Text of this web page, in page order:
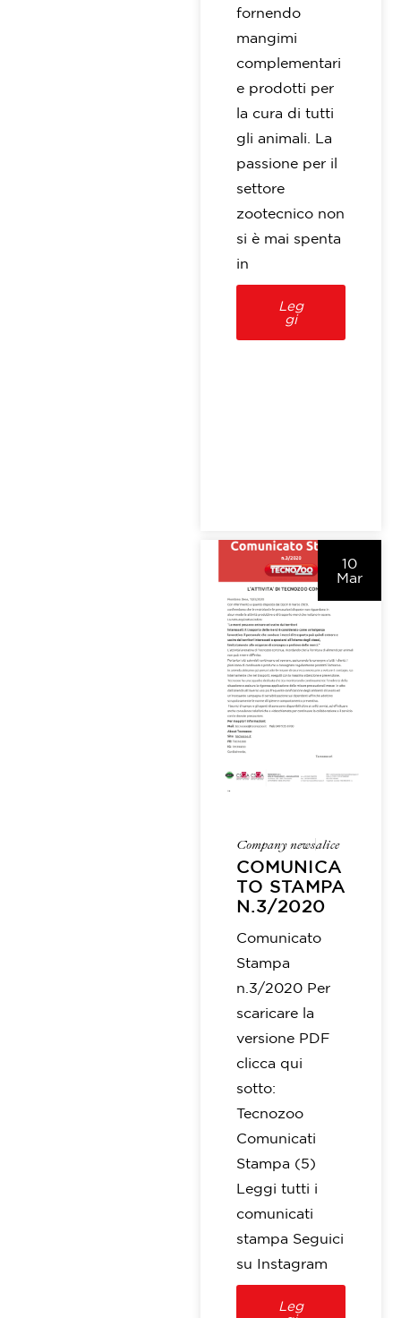
fornendo
mangimi
complementari
e prodotti per
la cura di tutti
gli animali. La
passione per il
settore
zootecnico non
si è mai spenta
in
Leg
gi
Company newsalice
COMUNICA
TO STAMPA
N.3/2020
Comunicato
Stampa
n.3/2020 Per
scaricare la
versione PDF
clicca qui
sotto:
Tecnozoo
Comunicati
Stampa (5)
Leggi tutti i
comunicati
stampa Seguici
su Instagram
Leg
10
Mar